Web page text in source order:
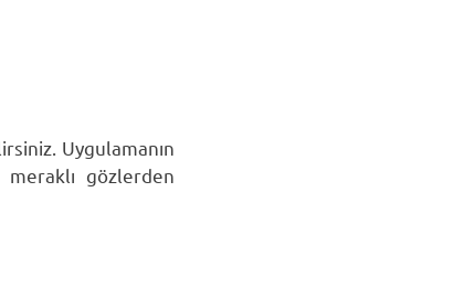
Uygulamanın
gözlerden